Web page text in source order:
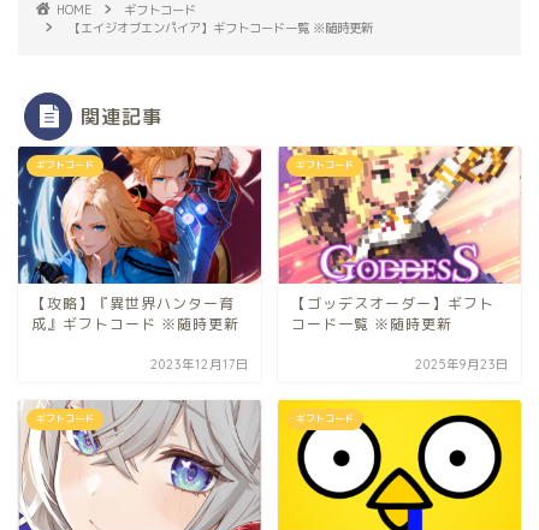
HOME
ギフトコード
【エイジオブエンパイア】ギフトコード一覧 ※随時更新
関連記事
ギフトコード
【攻略】『異世界ハンター育
成』ギフトコード ※随時更新
2023年12月17日
ギフトコード
【ゴッデスオーダー】ギフト
コード一覧 ※随時更新
2025年9月23日
ギフトコード ギフトコード